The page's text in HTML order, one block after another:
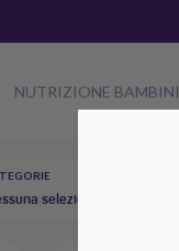
NUTRIZIONE BAMBINI
selezione